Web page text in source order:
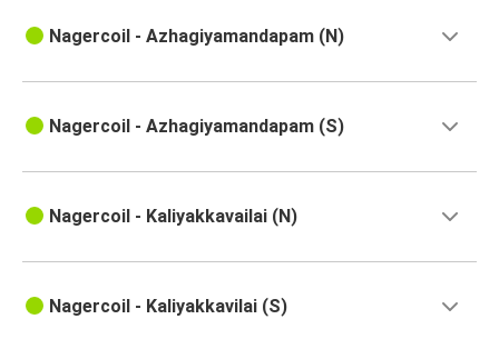
Nagercoil - Azhagiyamandapam (N)
Nagercoil - Azhagiyamandapam (S)
Nagercoil - Kaliyakkavailai (N)
Nagercoil - Kaliyakkavilai (S)